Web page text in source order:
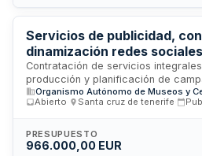
posicionamiento del destino
busca incrementar la visibilidad de
transporte aéreo y destino
Servicios de publicidad,
dinamización redes
Contratación de servicios
producción y planificación de
compra de soportes, creación de
gestión de redes sociales para el
Abierto
Santa cruz de tenerife
PRESUPUESTO
966.000,00 EUR